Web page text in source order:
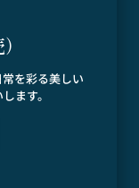
を彩る美しい
ます。